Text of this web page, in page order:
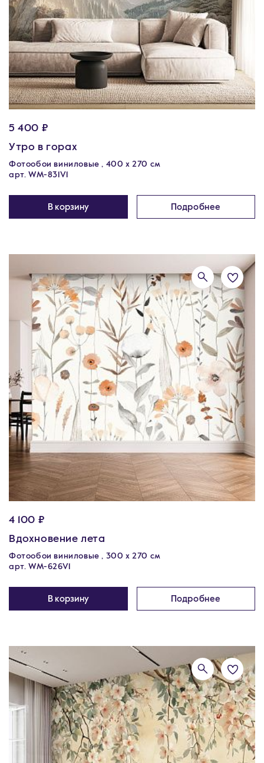
5 400 ₽
Утро в горах
Фотообои виниловые , 400 х 270 см
арт. WM-831V1
В корзину Подробнее
4 100 ₽
Вдохновение лета
Фотообои виниловые , 300 х 270 см
арт. WM-626V1
В корзину Подробнее